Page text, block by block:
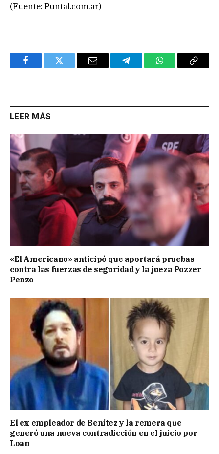
(Fuente: Puntal.com.ar)
FacebookTwitter Email TelegramWhatsAppCopy
LEER MÁS
«El Americano» anticipó que aportará pruebas
contra las fuerzas de seguridad y la jueza Pozzer
Penzo
El ex empleador de Benítez y la remera que
generó una nueva contradicción en el juicio por
Loan